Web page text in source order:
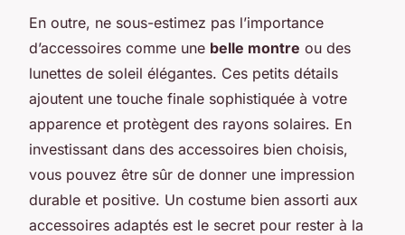
En outre, ne sous-estimez pas l’importance
d’accessoires comme une belle montre ou des
lunettes de soleil élégantes. Ces petits détails
ajoutent une touche finale sophistiquée à votre
apparence et protègent des rayons solaires. En
investissant dans des accessoires bien choisis,
vous pouvez être sûr de donner une impression
durable et positive. Un costume bien assorti aux
accessoires adaptés est le secret pour rester à la